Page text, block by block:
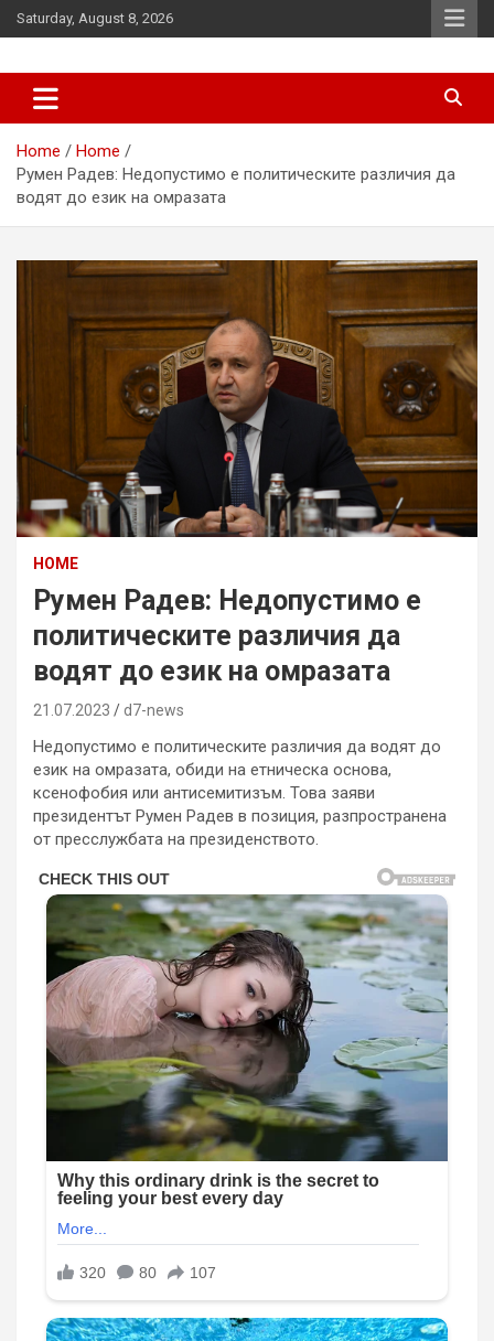
Skip
to
Saturday, August 8, 2026
d7-news.com
Home
Home
Румен Радев: Недопустимо е политическите различия да
водят до език на омразата
HOME
Румен Радев: Недопустимо е
политическите различия да
водят до език на омразата
21.07.2023 d7-news
Недопустимо е политическите различия да водят до
език на омразата, обиди на етническа основа,
ксенофобия или антисемитизъм. Това заяви
президентът Румен Радев в позиция, разпространена
от пресслужбата на президенството.